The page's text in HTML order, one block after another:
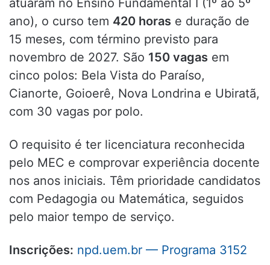
atuaram no Ensino Fundamental I (1º ao 5º
ano), o curso tem 420 horas e duração de
15 meses, com término previsto para
novembro de 2027. São 150 vagas em
cinco polos: Bela Vista do Paraíso,
Cianorte, Goioerê, Nova Londrina e Ubiratã,
com 30 vagas por polo.
O requisito é ter licenciatura reconhecida
pelo MEC e comprovar experiência docente
nos anos iniciais. Têm prioridade candidatos
com Pedagogia ou Matemática, seguidos
pelo maior tempo de serviço.
Inscrições: npd.uem.br — Programa 3152